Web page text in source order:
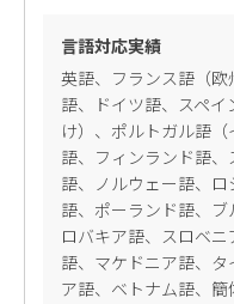
言語対応実績
英語、フランス語（
語、ドイツ語、スペ
け）、ポルトガル語
語、フィンランド語
語、ノルウェー語、
語、ポーランド語、
ロバキア語、スロベ
語、マケドニア語、
ア語、ベトナム語、